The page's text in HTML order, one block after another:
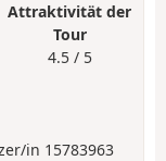
Attraktivität der
Tour
4.5 / 5
in 15783963